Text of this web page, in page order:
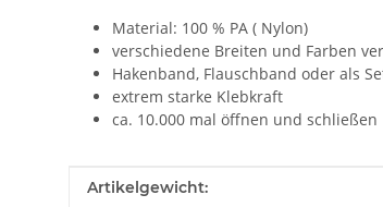
Material: 100 % PA ( Nylon)
verschiedene Breiten und Farben
Hakenband, Flauschband oder als
extrem starke Klebkraft
ca. 10.000 mal öffnen und schließen
Produkteigenschaft
Wert
Artikelgewicht: